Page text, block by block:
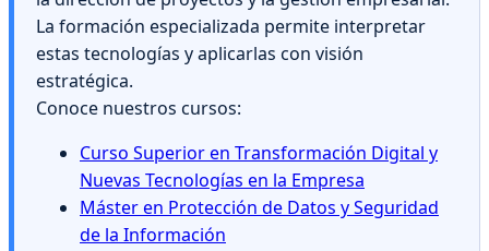
La formación especializada permite interpretar
estas tecnologías y aplicarlas con visión
estratégica.
Conoce nuestros cursos:
Curso Superior en Transformación Digital y
Nuevas Tecnologías en la Empresa
Máster en Protección de Datos y Seguridad
de la Información